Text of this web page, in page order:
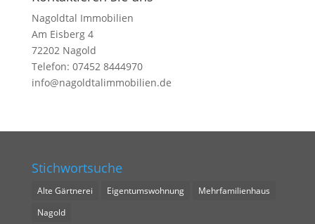
Nagoldtal Immobilien
Am Eisberg 4
72202 Nagold
Telefon: 07452 8444970
info@nagoldtalimmobilien.de
Stichwortsuche
Alte Gärtnerei Eigentumswohnung
Mehrfamilienhaus
Nagold